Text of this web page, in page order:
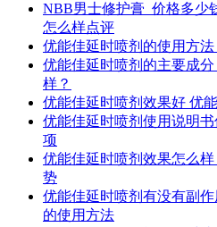
NBB男士修护膏_价格多少
怎么样点评
优能佳延时喷剂的使用方
优能佳延时喷剂的主要成
样？
优能佳延时喷剂效果好 优
优能佳延时喷剂使用说明
项
优能佳延时喷剂效果怎么
势
优能佳延时喷剂有没有副
的使用方法